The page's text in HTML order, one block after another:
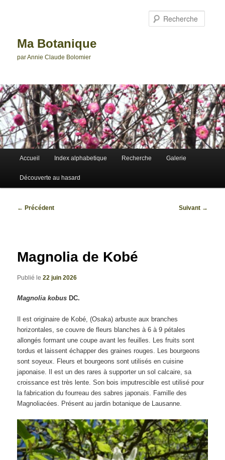
Ma Botanique
par Annie Claude Bolomier
Accueil Index alphabetique Recherche Galerie
Découverte au hasard
Navigation
← Précédent Suivant →
Magnolia de Kobé
Publié le22 juin 2026
Magnolia kobus DC.
Il est originaire de Kobé, (Osaka) arbuste aux branches
horizontales, se couvre de fleurs blanches à 6 à 9 pétales
allongés formant une coupe avant les feuilles. Les fruits sont
tordus et laissent échapper des graines rouges. Les bourgeons
sont soyeux. Fleurs et bourgeons sont utilisés en cuisine
japonaise. Il est un des rares à supporter un sol calcaire, sa
croissance est très lente. Son bois imputrescible est utilisé pour
la fabrication du fourreau des sabres japonais. Famille des
Magnoliacées. Présent au jardin botanique de Lausanne.